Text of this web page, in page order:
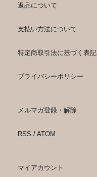
返品について
支払い方法について
特定商取引法に基づく表記
プライバシーポリシー
メルマガ登録・解除
RSS / ATOM
マイアカウント